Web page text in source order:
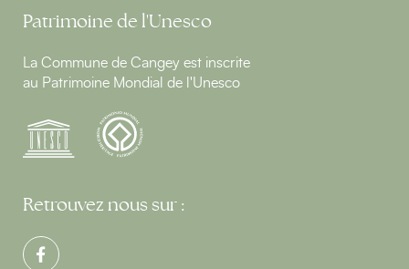
Patrimoine de l'Unesco
La Commune de Cangey est inscrite
au Patrimoine Mondial de l'Unesco
Retrouvez nous sur :